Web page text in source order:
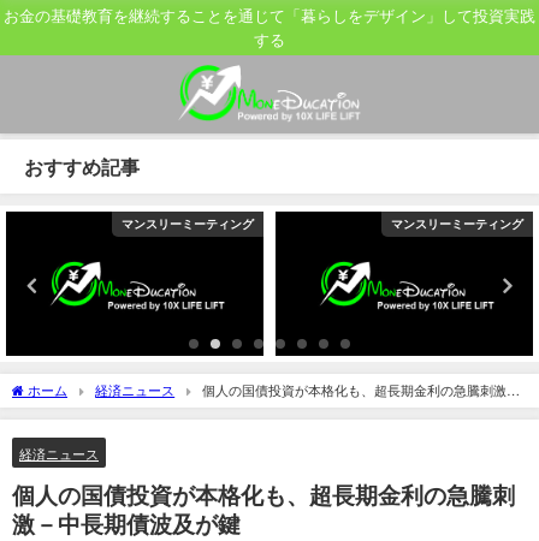
お金の基礎教育を継続することを通じて「暮らしをデザイン」して投資実践
する
おすすめ記事
マンスリーミーティング マンスリーミーティング
ホーム 経済ニュース
個人の国債投資が本格化も、超長期金利の急騰刺激－
中長期債波及が鍵
経済ニュース
個人の国債投資が本格化も、超長期金利の急騰刺
激－中長期債波及が鍵